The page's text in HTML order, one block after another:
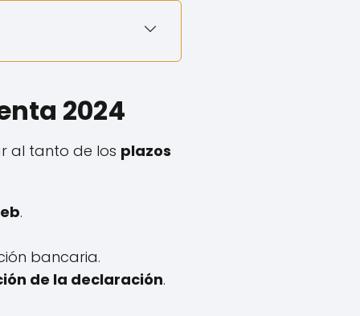
2024
al tanto de los plazos
.
bancaria.
de la declaración.